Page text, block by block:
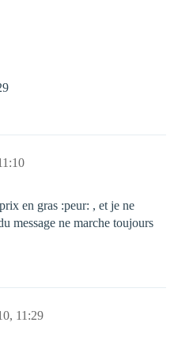
en gras :peur: , et je ne
message ne marche toujours
11:29